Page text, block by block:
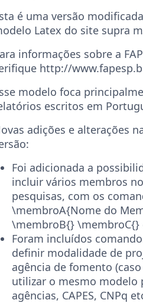
é uma versão
Latex do site supra
informações sobre a
http://
modelo foca
escritos em
adições e alterações
Foi adicionada a
incluir vários membros
pesquisas, com os
\membroA{Nome do
\membroB{} \membroC{}
Foram incluídos
definir modalidade de
agência de fomento
utilizar o mesmo modelo
agências, CAPES, CNPq